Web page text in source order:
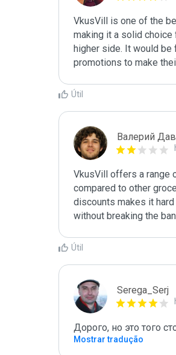
VkusVill is one of the
making it a solid
higher side. It would
promotions to make
Útil
Валерий
VkusVill offers a range
compared to other
discounts makes it
without breaking the
Útil
Serega_Serj
Дорого, но это того
Mostrar tradução